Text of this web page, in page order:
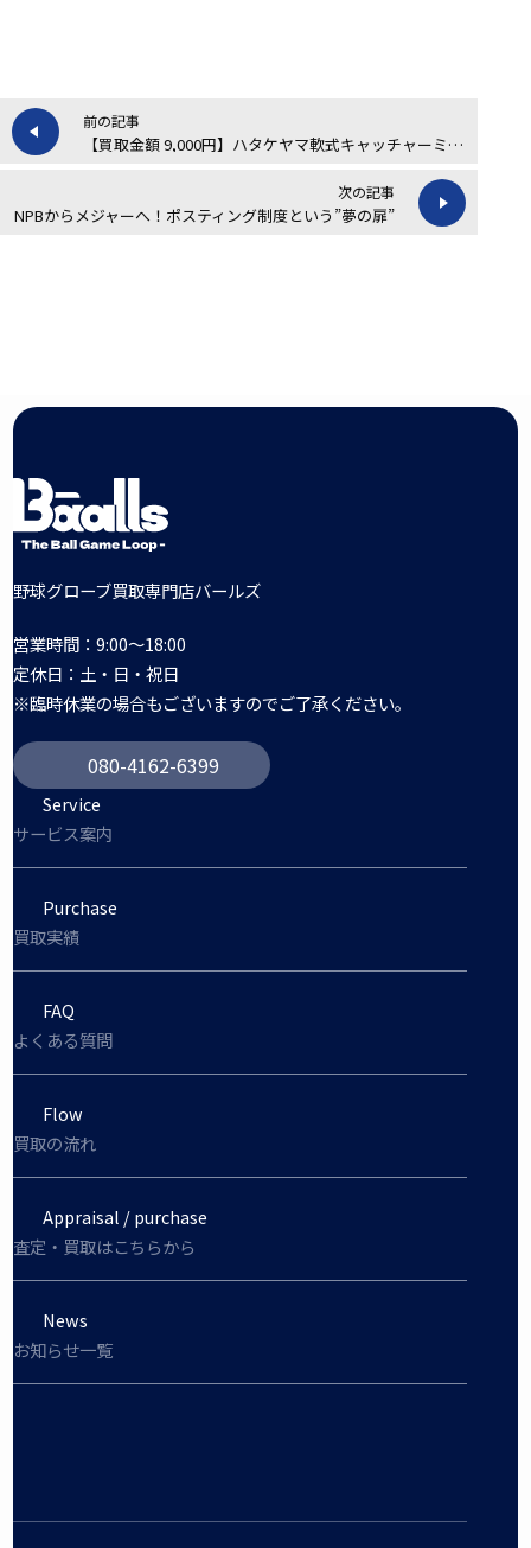
前の記事
【買取金額 9,000円】ハタケヤマ軟式キャッチャーミットの買取実績
次の記事
NPBからメジャーへ！ポスティング制度という”夢の扉”
野球グローブ買取専門店バールズ
営業時間：9:00～18:00
定休日：土・日・祝日
※臨時休業の場合もございますのでご了承ください。
080-4162-6399
Service
サービス案内
Purchase
買取実績
FAQ
よくある質問
Flow
買取の流れ
Appraisal / purchase
査定・買取はこちらから
News
お知らせ一覧